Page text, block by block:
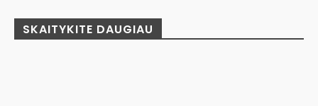
SKAITYKITE DAUGIAU